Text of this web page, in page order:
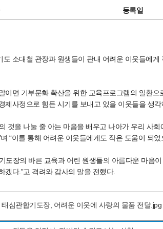
등록일
도 소대철 관장과 원생들이 관내 어려운 이웃들에
이면 기부문화 확산을 위한 교육프로그램의 일환
제사정으로 힘든 시기를 보내고 있을 이웃들을 생
것을 나눌 줄 아는 마음을 배우고 나아가 우리 사
“이를 통해 어려운 이웃들에게도 작은 도움이 되었
도장의 바른 교육과 어린 원생들의 아름다운 마음
겠다.”고 격려와 감사의 말을 전했다.
심관합기도장, 어려운 이웃에 사랑의 물품 전달.jpg